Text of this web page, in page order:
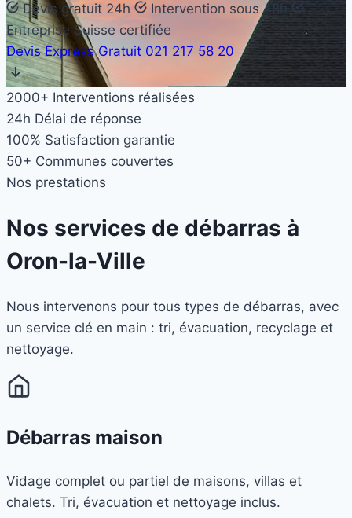
Devis gratuit 24h
Intervention sous 48h
Entreprise Suisse certifiée
Devis Express Gratuit 021 217 58 20
2000+ Interventions réalisées
24h Délai de réponse
100% Satisfaction garantie
50+ Communes couvertes
Nos prestations
Nos services de débarras à
Oron-la-Ville
Nous intervenons pour tous types de débarras, avec
un service clé en main : tri, évacuation, recyclage et
nettoyage.
Débarras maison
Vidage complet ou partiel de maisons, villas et
chalets. Tri, évacuation et nettoyage inclus.